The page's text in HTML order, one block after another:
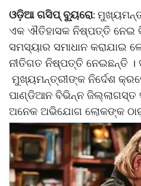
ଓଡ଼ିଆ ଗସିପ୍ ବ୍ୟୁରୋ:
ଏକ ଐତିହାସକ ନିଷ୍ପତ୍ତି ନେଇ
ସମସ୍ୟାର ସମାଧାନ କରାଯାଇ
ନୀତିଗତ ନିଷ୍ପତ୍ତି ନେଇଛନ୍ତି ।
ମୁଖ୍ୟମନ୍ତ୍ରୀଙ୍କ ନିର୍ଦେଶ
ପାଣ୍ଡିଆନ ବିଭିନ୍ନ ଜିଲ୍ଲାଗସ୍ତ
ଅନେକ ଅଭିଯୋଗ ଲୋକଙ୍କ